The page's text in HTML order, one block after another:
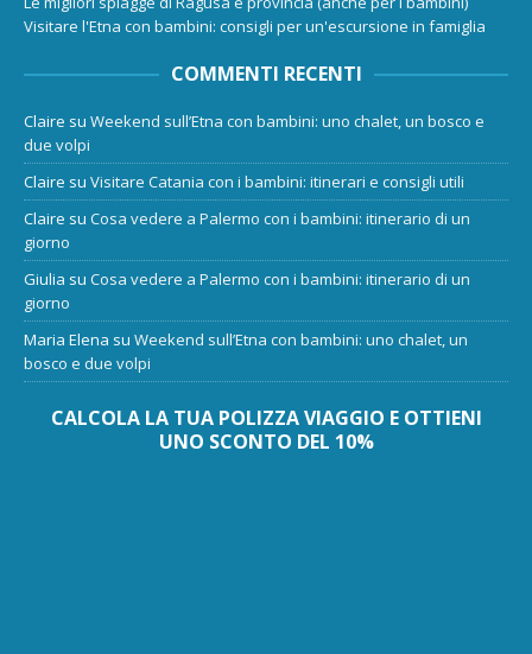
Visitare l'Etna con bambini: consigli per un'escursione in famiglia
COMMENTI RECENTI
Claire su Weekend sull’Etna con bambini: uno chalet, un bosco e
due volpi
Claire su Visitare Catania con i bambini: itinerari e consigli utili
Claire su Cosa vedere a Palermo con i bambini: itinerario di un
giorno
Giulia su Cosa vedere a Palermo con i bambini: itinerario di un
giorno
Maria Elena su Weekend sull’Etna con bambini: uno chalet, un
bosco e due volpi
CALCOLA LA TUA POLIZZA VIAGGIO E OTTIENI
UNO SCONTO DEL 10%